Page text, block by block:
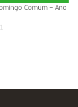
Comum – Ano